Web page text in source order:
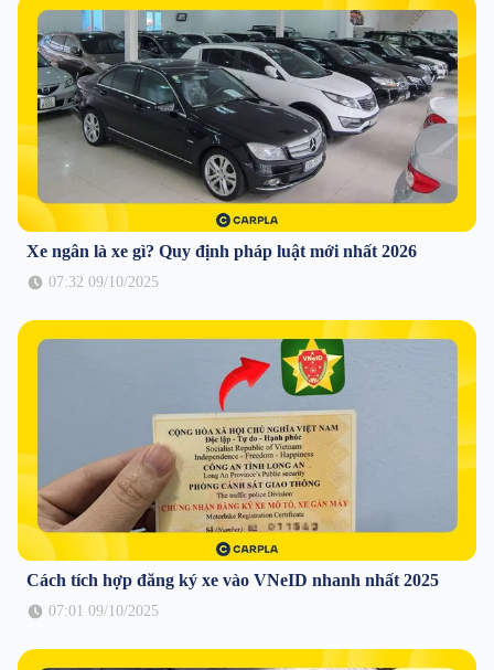
Xe ngân là xe gì? Quy định pháp luật mới nhất 2026
07:32 09/10/2025
Cách tích hợp đăng ký xe vào VNeID nhanh nhất 2025
07:01 09/10/2025